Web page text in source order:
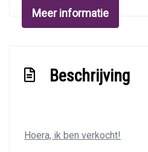
Voorstoelen in hoogte
Exterieur
Buitenspiegels
Elektrisch glazen
Meer informatie
Beschrijving
Hoera, ik ben verkocht!